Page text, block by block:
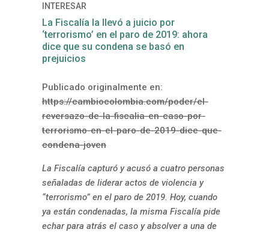
INTERESAR
La Fiscalía la llevó a juicio por
‘terrorismo’ en el paro de 2019: ahora
dice que su condena se basó en
prejuicios
Publicado originalmente en:
https://cambiocolombia.com/poder/el-
reversazo-de-la-fiscalia-en-caso-por-
terrorismo-en-el-paro-de-2019-dice-que-
condena-joven
La Fiscalía capturó y acusó a cuatro personas
señaladas de liderar actos de violencia y
“terrorismo” en el paro de 2019. Hoy, cuando
ya están condenadas, la misma Fiscalía pide
echar para atrás el caso y absolver a una de